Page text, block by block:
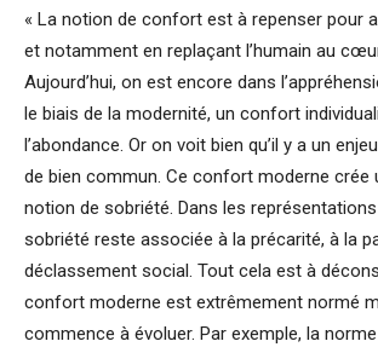
« La notion de confort est à repenser pour
et notamment en replaçant l’humain au
Aujourd’hui, on est encore dans
le biais de la modernité, un confort
l’abondance. Or on voit bien qu’il y a un
de bien commun. Ce confort moderne crée
notion de sobriété. Dans les
sobriété reste associée à la précarité, à la
déclassement social. Tout cela est à
confort moderne est extrêmement normé
commence à évoluer. Par exemple, la